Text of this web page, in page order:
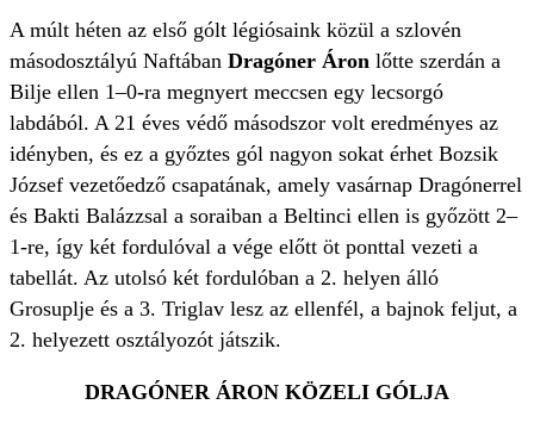
A múlt héten az első gólt légiósaink közül a szlovén
másodosztályú Naftában Dragóner Áron lőtte szerdán a
Bilje ellen 1–0-ra megnyert meccsen egy lecsorgó
labdából. A 21 éves védő másodszor volt eredményes az
idényben, és ez a győztes gól nagyon sokat érhet Bozsik
József vezetőedző csapatának, amely vasárnap Dragónerrel
és Bakti Balázzsal a soraiban a Beltinci ellen is győzött 2–
1-re, így két fordulóval a vége előtt öt ponttal vezeti a
tabellát. Az utolsó két fordulóban a 2. helyen álló
Grosuplje és a 3. Triglav lesz az ellenfél, a bajnok feljut, a
2. helyezett osztályozót játszik.
DRAGÓNER ÁRON KÖZELI GÓLJA